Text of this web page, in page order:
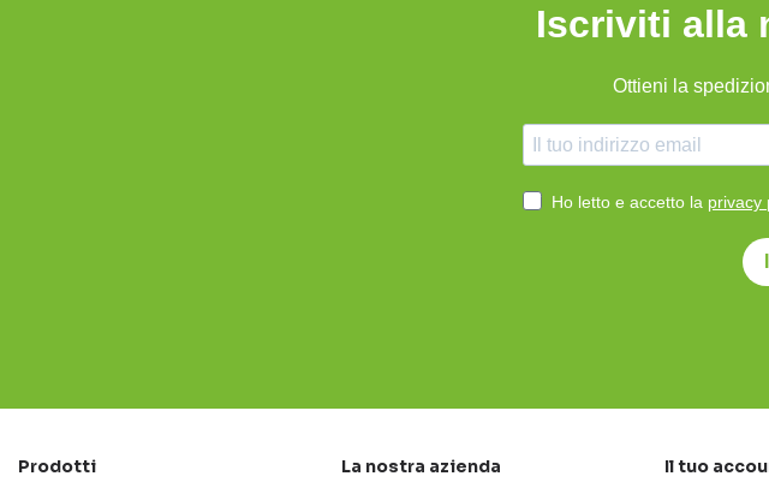
Iscriviti alla
Ottieni la
Ho letto e accetto la privacy
Prodotti
La nostra azienda
Il tuo